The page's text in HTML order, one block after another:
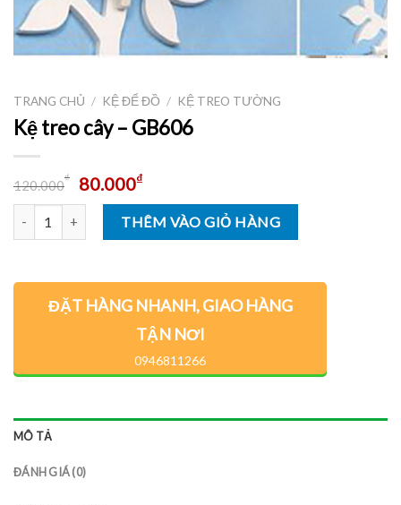
TRANG CHỦ / KỆ ĐỂ ĐỒ / KỆ TREO TƯỜNG
Kệ treo cây – GB606
120.000
₫ 80.000₫
THÊM VÀO GIỎ HÀNG
ĐẶT HÀNG NHANH, GIAO HÀNG
TẬN NƠI
0946811266
MÔ TẢ
ĐÁNH GIÁ (0)